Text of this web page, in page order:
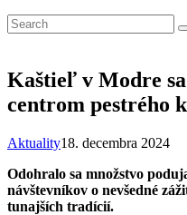
Kaštieľ v Modre
centrom pestrého
Aktuality18. decembra 2024
Odohralo sa množstvo
návštevníkov o nevšedné
tunajších tradícií.